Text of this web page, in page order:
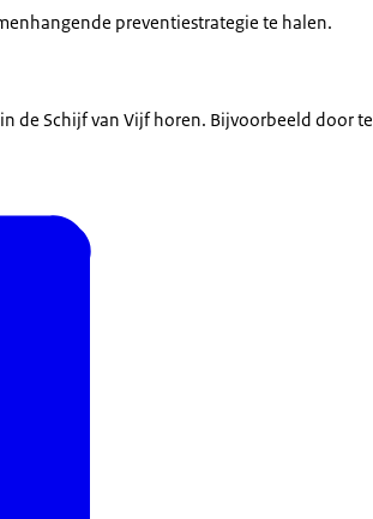
preventiestrategie te halen.
de Schijf van Vijf horen. Bijvoorbeeld door te